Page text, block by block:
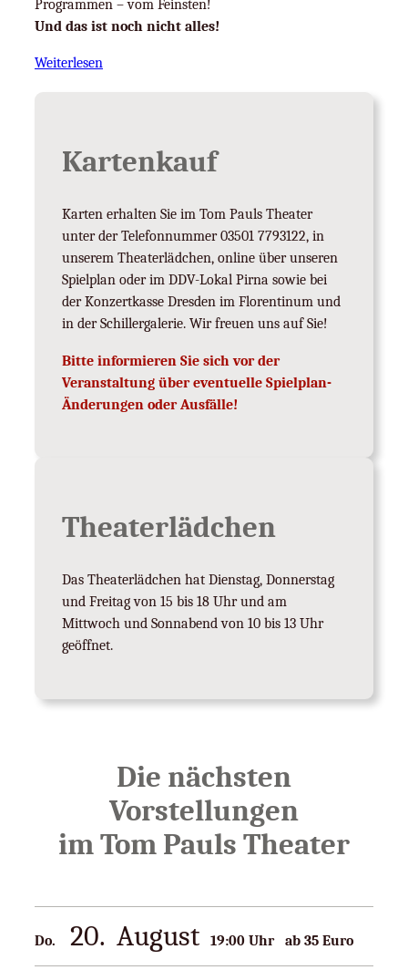
Programmen – vom Feinsten!
Und das ist noch nicht alles!
Weiterlesen
Kartenkauf
Karten erhalten Sie im Tom Pauls Theater
unter der Telefonnummer 03501 7793122, in
unserem Theaterlädchen, online über unseren
Spielplan oder im DDV-Lokal Pirna sowie bei
der Konzertkasse Dresden im Florentinum und
in der Schillergalerie. Wir freuen uns auf Sie!
Bitte informieren Sie sich vor der
Veranstaltung über eventuelle Spielplan-
Änderungen oder Ausfälle!
Theaterlädchen
Das Theaterlädchen hat Dienstag, Donnerstag
und Freitag von 15 bis 18 Uhr und am
Mittwoch und Sonnabend von 10 bis 13 Uhr
geöffnet.
Die nächsten
Vorstellungen
im Tom Pauls Theater
Do. 20 August 19:00 ab 35 Euro